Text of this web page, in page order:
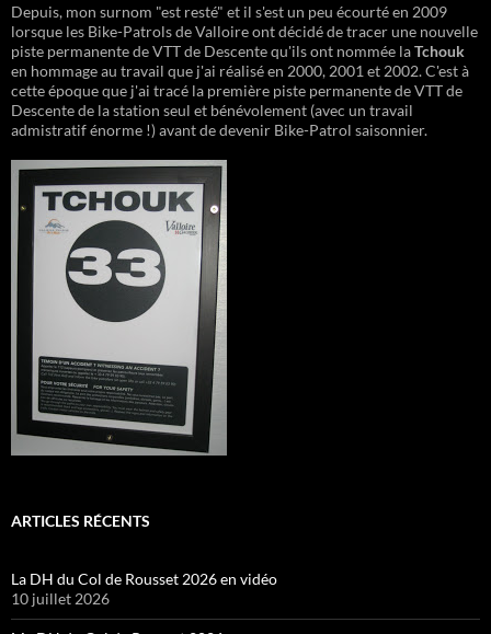
Depuis, mon surnom "est resté" et il s'est un peu écourté en 2009
lorsque les Bike-Patrols de Valloire ont décidé de tracer une nouvelle
piste permanente de VTT de Descente qu'ils ont nommée laTchouk
en hommage au travail que j'ai réalisé en 2000, 2001 et 2002. C'est à
cette époque que j'ai tracé la première piste permanente de VTT de
Descente de la station seul et bénévolement (avec un travail
admistratif énorme !) avant de devenir Bike-Patrol saisonnier.
ARTICLES RÉCENTS
La DH du Col de Rousset 2026 en vidéo
10 juillet 2026